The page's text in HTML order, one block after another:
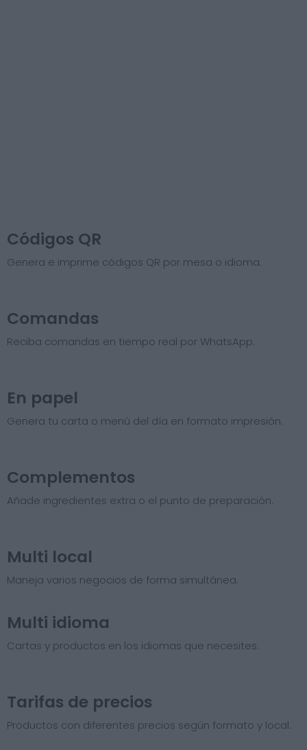
Códigos QR
Genera e imprime códigos QR por mesa o idioma.
Comandas
Reciba comandas en tiempo real por WhatsApp.
En papel
Genera tu carta o menú del día en formato impresión.
Complementos
Añade ingredientes extra o el punto de preparación.
Multi local
Maneja varios negocios de forma simultánea.
Multi idioma
Cartas y productos en los idiomas que necesites.
Tarifas de precios​
Productos con diferentes precios según formato y local.